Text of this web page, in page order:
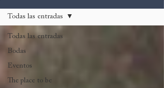
Todas las entradas
Bodas
Eventos
The place to be
Todas las entradas